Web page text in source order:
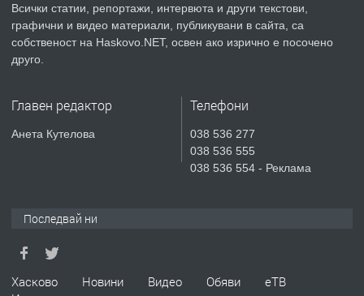
преди 3 дни
ПРЕДЛАГА
Продавам парцел в гр. Хасково кв.
СГЛОБЯВАНЕ НА МЕБЕЛИ.
апартамент под наем в кв.
Всички статии, репортажи, интервюта и други текстови,
графични и видео материали, публикувани в сайта, са
собственост на Haskovo.NET, освен ако изрично е посочено
друго.
Главен редактор
Анета Кутелова
Телефони
038 536 277
038 536 555
038 536 554 - Реклама
Последвай ни
Хасково Новини Видео Обяви
еТВ